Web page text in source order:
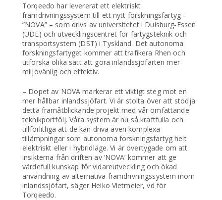
Torqeedo har levererat ett elektriskt
framdrivningssystem till ett nytt forskningsfartyg –
”NOVA” – som drivs av universitetet i Duisburg-Essen
(UDE) och utvecklingscentret för fartygsteknik och
transportsystem (DST) i Tyskland. Det autonoma
forskningsfartyget kommer att trafikera Rhen och
utforska olika sätt att göra inlandssjöfarten mer
miljövänlig och effektiv.
– Dopet av NOVA markerar ett viktigt steg mot en
mer hållbar inlandssjöfart. Vi är stolta över att stödja
detta framåtblickande projekt med vår omfattande
teknikportfölj. Våra system är nu så kraftfulla och
tillförlitliga att de kan driva även komplexa
tillämpningar som autonoma forskningsfartyg helt
elektriskt eller i hybridläge. Vi är övertygade om att
insikterna från driften av ‘NOVA’ kommer att ge
värdefull kunskap för vidareutveckling och ökad
användning av alternativa framdrivningssystem inom
inlandssjöfart, säger Heiko Vietmeier, vd för
Torqeedo.